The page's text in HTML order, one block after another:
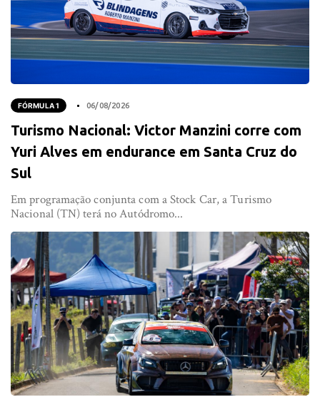
FÓRMULA 1 06/08/2026
Turismo Nacional: Victor Manzini corre com
Yuri Alves em endurance em Santa Cruz do
Sul
Em programação conjunta com a Stock Car, a Turismo
Nacional (TN) terá no Autódromo...